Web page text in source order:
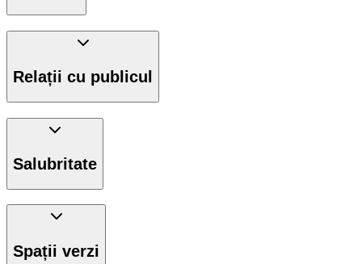
Relații cu publicul
Salubritate
Spații verzi